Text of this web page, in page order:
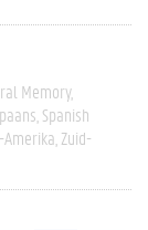
Memory
Spanish
Amerika Zuid-